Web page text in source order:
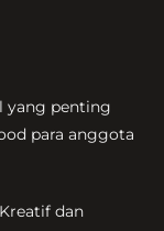
yang penting
para anggota
dan